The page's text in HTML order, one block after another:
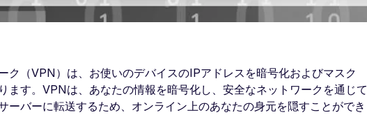
ク（VPN）は、お使いのデバイスのIPアドレスを暗号化およびマスク
ます。VPNは、あなたの情報を暗号化し、安全なネットワークを通じて
ーバーに転送するため、オンライン上のあなたの身元を隠すことができ